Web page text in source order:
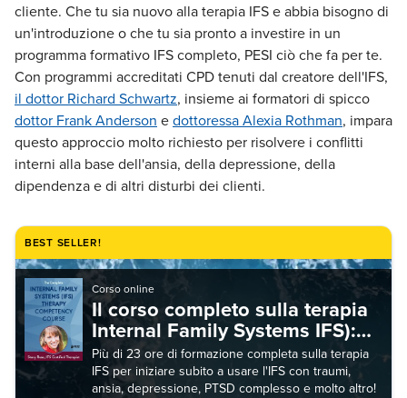
cliente. Che tu sia nuovo alla terapia IFS e abbia bisogno di
un'introduzione o che tu sia pronto a investire in un
programma formativo IFS completo, PESI ciò che fa per te.
Con programmi accreditati CPD tenuti dal creatore dell'IFS,
il dottor Richard Schwartz, insieme ai formatori di spicco
dottor Frank Anderson edottoressa Alexia Rothman, impara
questo approccio molto richiesto per risolvere i conflitti
interni alla base dell'ansia, della depressione, della
dipendenza e di altri disturbi dei clienti.
BEST SELLER!
Corso online
Il corso completo sulla terapia
Internal Family Systems IFS):
una serie di lezioni dall'inizio
alla fine per i professionisti
Più di 23 ore di formazione completa sulla terapia
IFS per iniziare subito a usare l'IFS con traumi,
ansia, depressione, PTSD complesso e molto altro!